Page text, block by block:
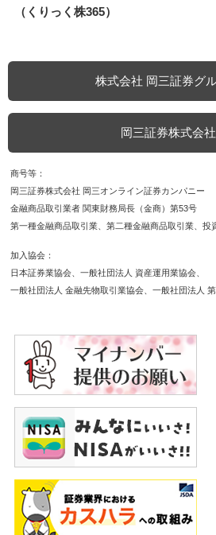
（くりっく株365）
株式会社 岡三証券グ
岡三証券株式会社
商号等
岡三証券株式会社 岡三オンライン証券カンパニー
金融商品取引業者 関東財務局長（金商）第53号
第一種金融商品取引業
第二種金融商品取引業 投
加入協会
日本証券業協会
一般社団法人 資産運用業協会
一般社団法人 金融先物取引業協会
一般社団法人